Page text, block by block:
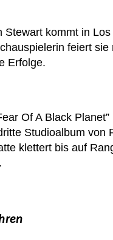
Stewart kommt in
feiert sie
Erfolge.
Of A Black Planet”
Studioalbum von
klettert bis auf